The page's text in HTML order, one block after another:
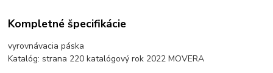
Kompletné špecifikácie
vyrovnávacia páska
Katalóg: strana 220 katalógový rok 2022 MOVERA